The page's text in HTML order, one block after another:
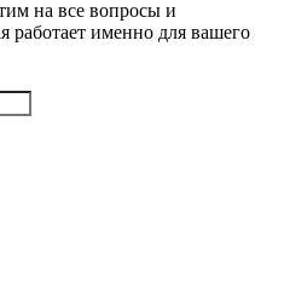
на все вопросы и
работает именно для вашего